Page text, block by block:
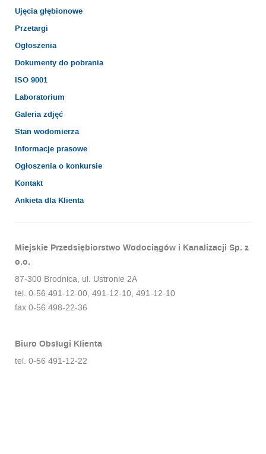
Ujęcia głębionowe
Przetargi
Ogłoszenia
Dokumenty do pobrania
ISO 9001
Laboratorium
Galeria zdjęć
Stan wodomierza
Informacje prasowe
Ogłoszenia o konkursie
Kontakt
Ankieta dla Klienta
Miejskie Przedsiębiorstwo Wodociągów i Kanalizacji Sp. z
o.o.
87-300 Brodnica, ul. Ustronie 2A
tel. 0-56 491-12-00, 491-12-10, 491-12-10
fax 0-56 498-22-36
Biuro Obsługi Klienta
tel. 0-56 491-12-22